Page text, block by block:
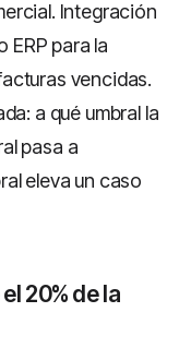
Integración
para la
vencidas.
a qué umbral la
pasa a
eleva un caso
20% de la